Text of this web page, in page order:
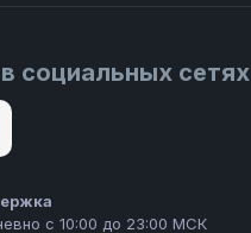
социальных сетях
с 10:00 до 23:00 МСК